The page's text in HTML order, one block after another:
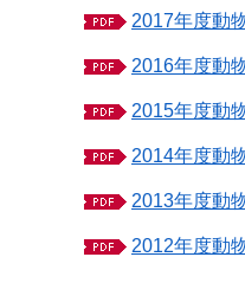
2017年度動
2016年度動
2015年度動
2014年度動
2013年度動
2012年度動